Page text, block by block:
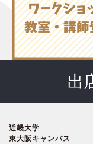
出
近畿大学
東大阪キャンパス